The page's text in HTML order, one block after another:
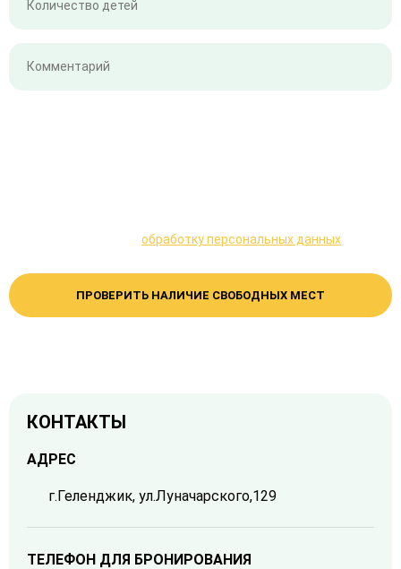
обработку персональных данных
ПРОВЕРИТЬ НАЛИЧИЕ СВОБОДНЫХ МЕСТ
КОНТАКТЫ
АДРЕС
г.Геленджик, ул.Луначарского,129
ТЕЛЕФОН ДЛЯ БРОНИРОВАНИЯ